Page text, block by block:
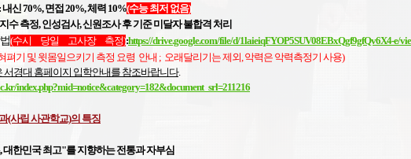
내신 70%, 면접 20%, 체력 10%(수능 최저 없음)
수 측정, 인성검사, 신원조사 후 기준 미달자 불합격 처리
(수시 당일 고사장 측정):https://drive.google.com/file/d/1laieiqFYOP5SUV08EBxQgf9gfQv6X4-e/
펴기 및 윗몸일으키기 측정 요령 안내 ; 오래달리기는 제외, 악력은 악력측정기 사용)
서경대 홈페이지 입학안내를 참조바랍니다.
index.php?mid=notice&category=182&document_srl=211216
(사립 사관학교)의 특징
대한민국 최고"를 지향하는 전통과 자부심